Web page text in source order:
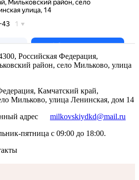
Российская Федерация,
район, село Мильково, улица
Камчатский край,
Мильково, улица Ленинская, дом 14
адрес
milkovskiydkd@mail.ru
пятница с 09:00 до 18:00.